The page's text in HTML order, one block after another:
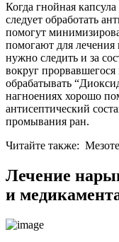
Когда гнойная
следует обработать
помогут
помогают для
нужно следить и за
вокруг
обрабатывать
нагноениях хорошо
антисептический
промывания ран.
Читайте также:
Лечение
и